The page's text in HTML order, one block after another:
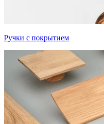
Ручки с покрытием